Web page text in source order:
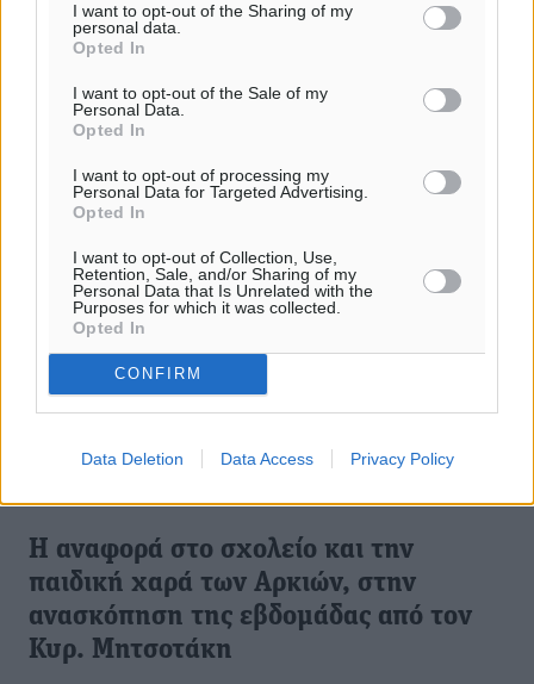
I want to opt-out of the Sharing of my
personal data.
Opted In
I want to opt-out of the Sale of my
Personal Data.
Opted In
I want to opt-out of processing my
Personal Data for Targeted Advertising.
Opted In
I want to opt-out of Collection, Use,
Retention, Sale, and/or Sharing of my
Personal Data that Is Unrelated with the
Purposes for which it was collected.
Opted In
CONFIRM
Data Deletion Data Access Privacy Policy
προσκλητήριο στους ψηφιακούς ...
17.12.23, 14:36
Η αναφορά στο σχολείο και την
παιδική χαρά των Αρκιών, στην
ανασκόπηση της εβδομάδας από τον
Κυρ. Μητσοτάκη